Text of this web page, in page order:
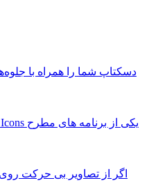
اگر از تصاویر بی حرکت